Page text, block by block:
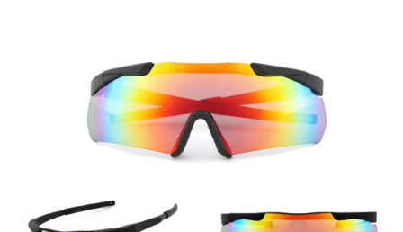
황에서 사수가 초점과 정확성을 유지하는 데 도움이 됩니다.
편광 촬영 안경은 밝은 환경에서 가시성을 향상시키는 데 특
히 유용합니다. 햇볕이 잘 드는 야외 촬영장에서 촬영하든 전
술적 작전 중에든 편광 덕분에 눈의 피로 없이 선명한 시야를
유지할 수 있습니다. 이 안경은 대비를 향상시켜 대상과 주변
을 정밀하게 더 쉽게 볼 수 있도록 설계되었습니다.